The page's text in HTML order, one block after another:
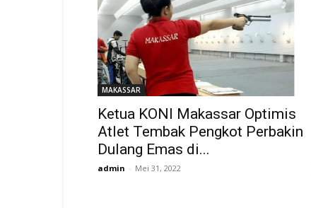
MAKASSAR
Ketua KONI Makassar Optimis
Atlet Tembak Pengkot Perbakin
Dulang Emas di...
admin - Mei 31, 2022